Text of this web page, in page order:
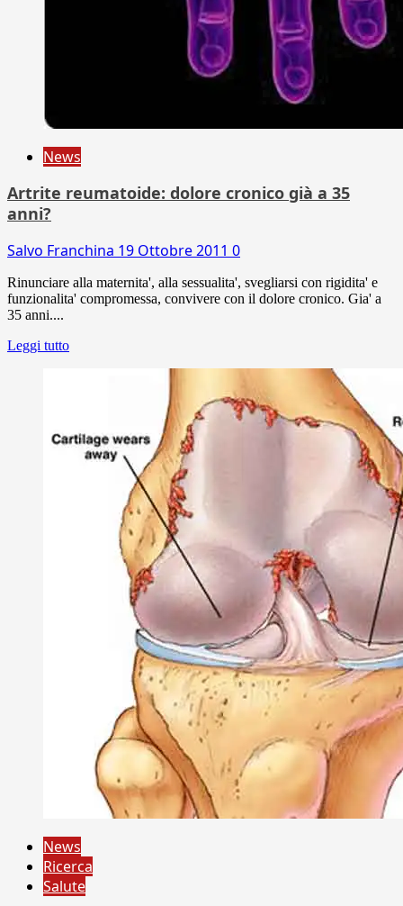
News
Artrite reumatoide: dolore cronico già a 35
anni?
Salvo Franchina 19 Ottobre 2011 0
Rinunciare alla maternita', alla sessualita', svegliarsi con rigidita' e
funzionalita' compromessa, convivere con il dolore cronico. Gia' a
35 anni....
Leggi tutto
News
Ricerca
Salute